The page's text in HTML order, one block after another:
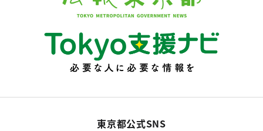
東京都公式SNS